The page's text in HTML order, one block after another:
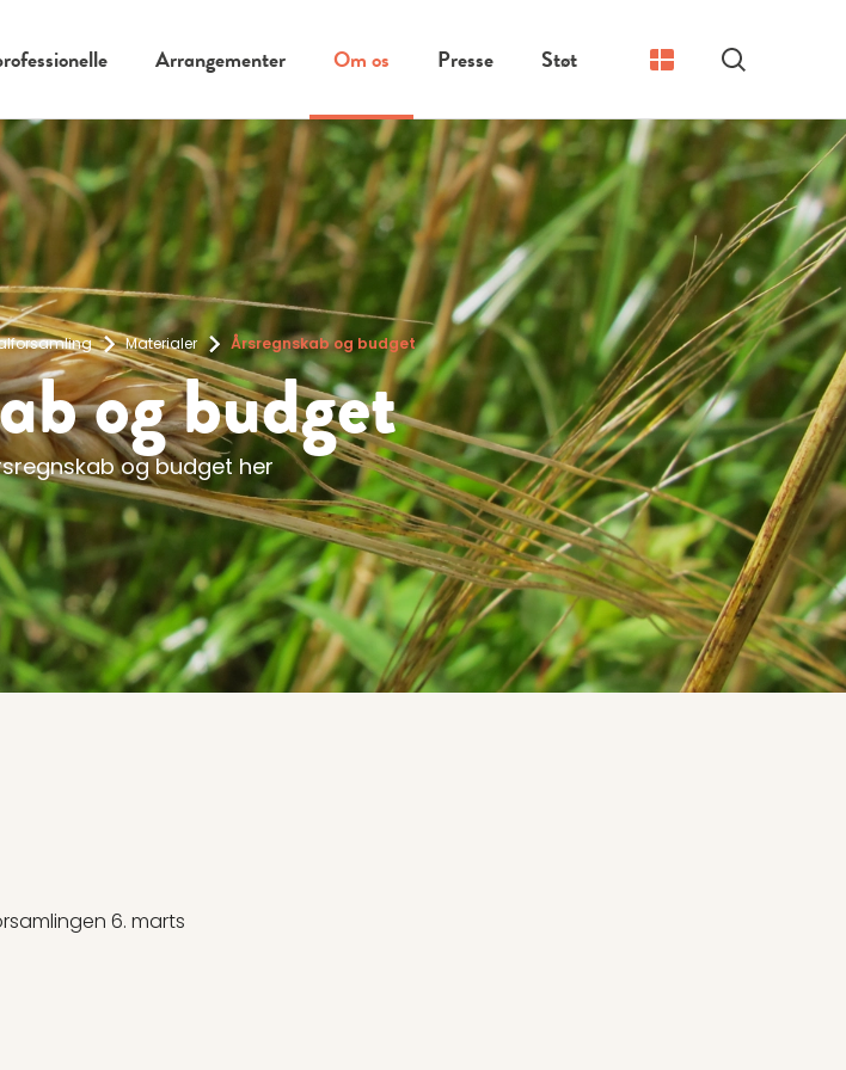
Arrangementer Om os Presse Støt Søg
Materialer Årsregnskab og budget
og budget
og budget her
6. marts